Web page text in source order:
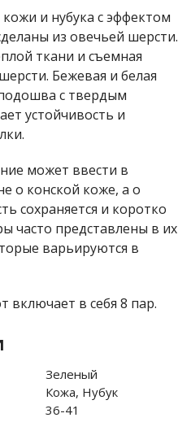
и нубука с эффектом
из овечьей шерсти.
ткани и съемная
Бежевая и белая
с твердым
устойчивость и
может ввести в
о конской коже, а о
сохраняется и коротко
часто представлены в их
варьируются в
включает в себя 8 пар.
Зеленый
Кожа, Нубук
36-41